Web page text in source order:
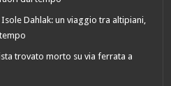
Isole Dahlak: un viaggio tra altipiani,
trovato morto su via ferrata a